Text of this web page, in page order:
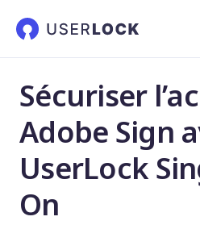
Sécuriser
Adobe Sign
UserLock
On